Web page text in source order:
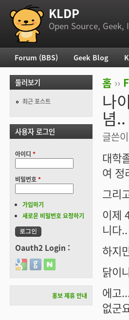
부 메뉴 KLDP
Open Source, Geek,
현재
홈 ››
나
념..
글쓴
대학
여 정
그리
이제
니다..
하지
닭이
에고
없군
주 메뉴
Forum (BBS) Geek Blog
둘러보기
최근 포스트
사용자 로그인
아이디 *
비밀번호*
가입하기
새로운 비밀번호 요청하기
Oauth2 Login :
Login with Google
Login with GitHub
Login with Naver
홍보 제휴 안내